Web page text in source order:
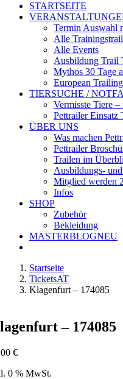
STARTSEITE
Termin Auswahl
Alle
Alle Events
Ausbildung Trail
Mythos 30 Tage
European
TIERSUCHE /
Vermisste Tiere –
Pettrailer Einsatz
ÜBER UNS
Was machen
Pettrailer
Trailen im
Ausbildungs-
Mitglied werden
Infos
SHOP
Zubehör
Bekleidung
MASTERBLOGNEU
Startseite
TicketsAT
Klagenfurt – 174085
– 174085
€
0 % MwSt.